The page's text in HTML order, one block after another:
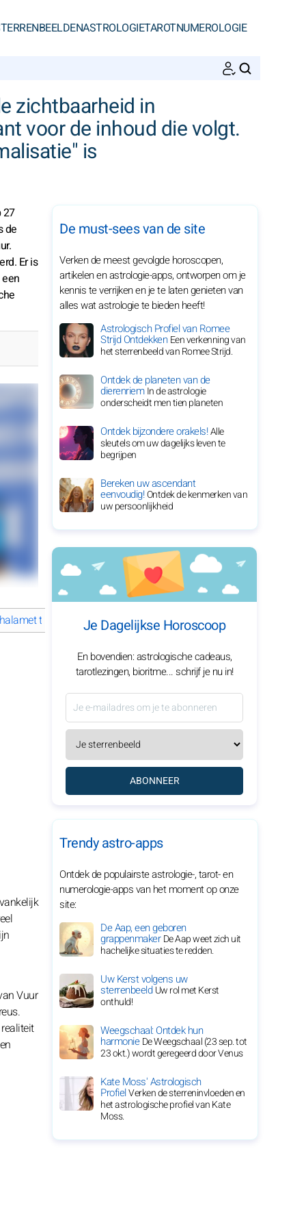
ASTROLOGIETAROTNUMEROLOGIE
zichtbaarheid in
voor de inhoud die volgt.
is
27
de
Er is
tot sterrenstatus Wat maakt Timothée Chalamet een
Vuur
De must-sees van de site
Verken de meest gevolgde horoscopen,
artikelen en astrologie-apps, ontworpen om je
kennis te verrijken en je te laten genieten van
alles wat astrologie te bieden heeft!
Astrologisch Profiel van Romee
Strijd OntdekkenEen verkenning van
het sterrenbeeld van Romee Strijd.
Ontdek de planeten van de
dierenriemIn de astrologie
onderscheidt men tien planeten
Ontdek bijzondere orakels!Alle
sleutels om uw dagelijks leven te
begrijpen
Bereken uw ascendant
eenvoudig!Ontdek de kenmerken van
uw persoonlijkheid
Je Dagelijkse Horoscoop
En bovendien: astrologische cadeaus,
tarotlezingen, bioritme... schrijf je nu in!
ABONNEER
Trendy astro-apps
Ontdek de populairste astrologie-, tarot- en
numerologie-apps van het moment op onze
site:
De Aap, een geboren
grappenmakerDe Aap weet zich uit
hachelijke situaties te redden.
Uw Kerst volgens uw
sterrenbeeldUw rol met Kerst
onthuld!
Weegschaal: Ontdek hun
harmonieDe Weegschaal (23 sep. tot
23 okt.) wordt geregeerd door Venus
Kate Moss' Astrologisch
ProfielVerken de sterreninvloeden en
het astrologische profiel van Kate
Moss.